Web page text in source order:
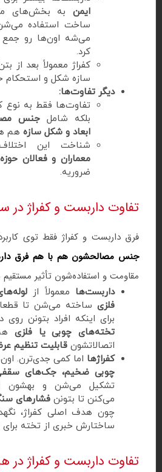
ایمن به بخش‌های
ساخت استفاده می‌شن
می‌شه اون‌ها رو جمع
کرد.
کفراژ معمولاً بعد از
سازه شکل و استحکام
دیگر تفاوت‌ها:
تفاوت‌ها فقط به نوع
بلکه شامل جنس
ابعاد و شکل سازه هم
شناخت این
معماران و فعالان
ضروریه.
تفاوت داربست و کفراژ در
فرق داربست و کفراژ فقط توی
جنس مصالحشون هم با هم فرق
مقاومت و استفاده‌شون تأثیر مستقیم
داربست‌ها معمولاً از
فلزی ساخته می‌شن تا
برای اینکه افراد بتونن
تخته‌های چوبی یا فلزی
اتصالاتشون قابلیت تنظیم
کفراژها اما کمی جدی‌ترن.
چوبی ضخیم، جک‌های سقفی
تشکیل می‌شن و بهشون
می‌کنن تا بتوننفشارهای
چون هدف اصلی کفراژ،
ساختارش خبری از تخته برای
تفاوت داربست و کفراژ در